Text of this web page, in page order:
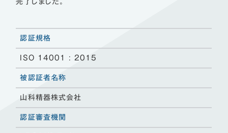
完了しました。
認証規格
ISO 14001 : 2015
被認証者名称
山科精器株式会社
認証審査機関